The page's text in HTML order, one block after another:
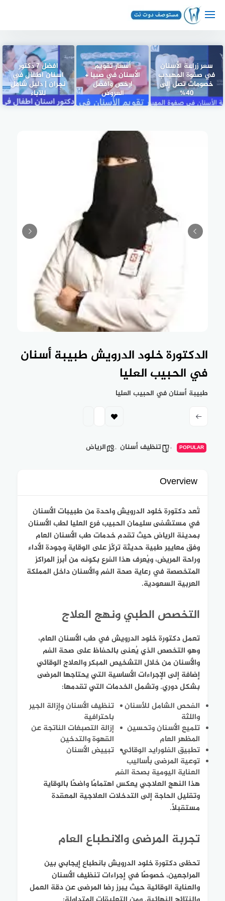
سعر زراعة الأسنان
في صفوة المهيدب
خصومات تصل إلى
40%
أسعار تقويم
الأسنان في صبيا +
ارخص وافضل
العروض
افضل 7 دكتور
اسنان اطفال في
نجران | دليل شامل
للآباء
الدكتورة خلود الدرويش طبيبة أسنان
في الحبيب العليا
طبيبة أسنان في الحبيب العليا
POPULAR تنظيف أسنان الرياض
Overview
تُعد دكتورة خلود الدرويش واحدة من طبيبات الأسنان
في مستشفى سليمان الحبيب فرع العليا لطب الأسنان
بمدينة الرياض حيث تقدم خدمات طب الأسنان العام
وفق معايير طبية حديثة تركّز على الوقاية وجودة الأداء
وراحة المريض، ويُعرف هذا الفرع بكونه من أبرز المراكز
المتخصصة في رعاية صحة الفم والأسنان داخل المملكة
العربية السعودية.
التخصص الطبي ونهج العلاج
تعمل دكتورة خلود الدرويش في طب الأسنان العام،
وهو التخصص الذي يُعنى بالحفاظ على صحة الفم
والأسنان من خلال التشخيص المبكر والعلاج الوقائي
إضافة إلى الإجراءات الأساسية التي يحتاجها المرضى
بشكل دوري. وتشمل الخدمات التي تقدمها:
الفحص الشامل للأسنان
واللثة
تنظيف الأسنان وإزالة الجير
باحترافية
تلميع الأسنان وتحسين
المظهر العام
إزالة التصبغات الناتجة عن
القهوة والتدخين
تطبيق الفلورايد الوقائي تبييض الأسنان
توعية المرضى بأساليب
العناية اليومية بصحة الفم
هذا النهج العلاجي يعكس اهتمامًا واضحًا بالوقاية
وتقليل الحاجة إلى التدخلات العلاجية المعقدة
مستقبلًا.
تجربة المرضى والانطباع العام
تحظى دكتورة خلود الدرويش بانطباع إيجابي بين
المراجعين، خصوصًا في إجراءات تنظيف الأسنان
والعناية الوقائية حيث يبرز رضا المرضى عن دقة العمل